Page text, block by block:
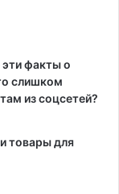
эти факты о
слишком
из соцсетей?
товары для